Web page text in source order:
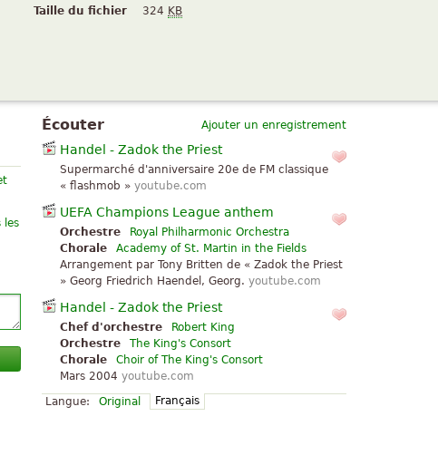
Taille du fichier
324 KB
Ajouter un enregistrement
Écouter
Handel - Zadok the Priest
Supermarché d'anniversaire 20e de FM classique
« flashmob » youtube.com
UEFA Champions League anthem
Orchestre
Royal Philharmonic Orchestra
Chorale
Academy of St. Martin in the Fields
Arrangement par Tony Britten de « Zadok the Priest
» Georg Friedrich Haendel, Georg. youtube.com
Handel - Zadok the Priest
Chef d'orchestre
Robert King
Orchestre
The King's Consort
Chorale
Choir of The King's Consort
Mars 2004 youtube.com
Langue:
Original Français
les